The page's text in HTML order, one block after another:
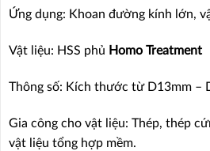
Ứng dụng: Khoan đường kính lớn,
Vật liệu: HSS phủ Homo Treatment
Thông số: Kích thước từ D13mm –
Gia công cho vật liệu: Thép, thép
vật liệu tổng hợp mềm.